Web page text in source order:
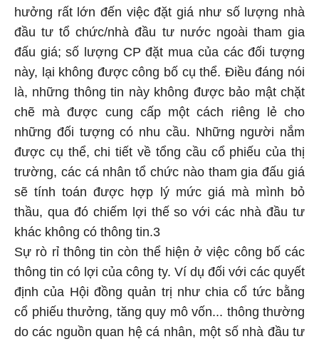
hưởng rất lớn đến việc đặt giá như số lượng nhà
đầu tư tổ chức/nhà đầu tư nước ngoài tham gia
đấu giá; số lượng CP đặt mua của các đối tượng
này, lại không được công bố cụ thể. Điều đáng nói
là, những thông tin này không được bảo mật chặt
chẽ mà được cung cấp một cách riêng lẻ cho
những đối tượng có nhu cầu. Những người nắm
được cụ thể, chi tiết về tổng cầu cổ phiếu của thị
trường, các cá nhân tổ chức nào tham gia đấu giá
sẽ tính toán được hợp lý mức giá mà mình bỏ
thầu, qua đó chiếm lợi thế so với các nhà đầu tư
khác không có thông tin.3
Sự rò rỉ thông tin còn thể hiện ở việc công bố các
thông tin có lợi của công ty. Ví dụ đối với các quyết
định của Hội đồng quản trị như chia cổ tức bằng
cổ phiếu thưởng, tăng quy mô vốn... thông thường
do các nguồn quan hệ cá nhân, một số nhà đầu tư